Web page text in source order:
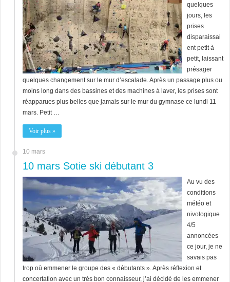
quelques
jours, les
prises
disparaissai
ent petit à
petit, laissant
présager
quelques changement sur le mur d’escalade. Après un passage plus ou
moins long dans des bassines et des machines à laver, les prises sont
réapparues plus belles que jamais sur le mur du gymnase ce lundi 11
mars. Petit …
Voir plus »
10 mars
10 mars Sotie ski débutant 3
Au vu des
conditions
météo et
nivologique
4/5
annoncées
ce jour, je ne
savais pas
trop où emmener le groupe des « débutants ». Après réflexion et
concertation avec un très bon connaisseur, j’ai décidé de les emmener